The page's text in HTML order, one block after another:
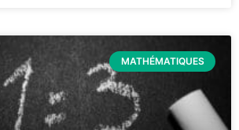
MATHÉMATIQUES